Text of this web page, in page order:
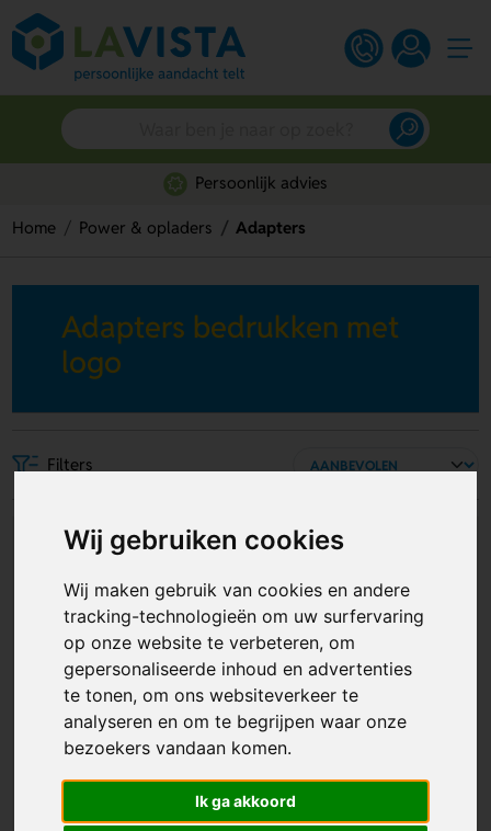
Wij gebruiken cookies
Wij maken gebruik van cookies en andere
tracking-technologieën om uw surfervaring
op onze website te verbeteren, om
gepersonaliseerde inhoud en advertenties
te tonen, om ons websiteverkeer te
analyseren en om te begrijpen waar onze
bezoekers vandaan komen.
Ik ga akkoord
Persoonlijk advies
Home Power & opladers Adapters
Adapters bedrukken met
logo
Filters